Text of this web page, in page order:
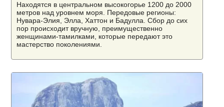
Находятся в центральном высокогорье 1200 до 2000
метров над уровнем моря. Передовые регионы:
Нувара-Элия, Элла, Хаттон и Бадулла. Сбор до сих
пор происходит вручную, преимущественно
женщинами-тамилками, которые передают это
мастерство поколениями.